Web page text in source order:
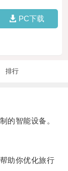
PC下载
排行
智能设备。
助你优化旅行